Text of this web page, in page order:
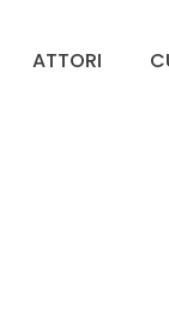
ATTORI